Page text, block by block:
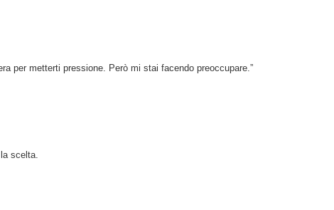
per metterti pressione. Però mi stai facendo preoccupare.”
scelta.